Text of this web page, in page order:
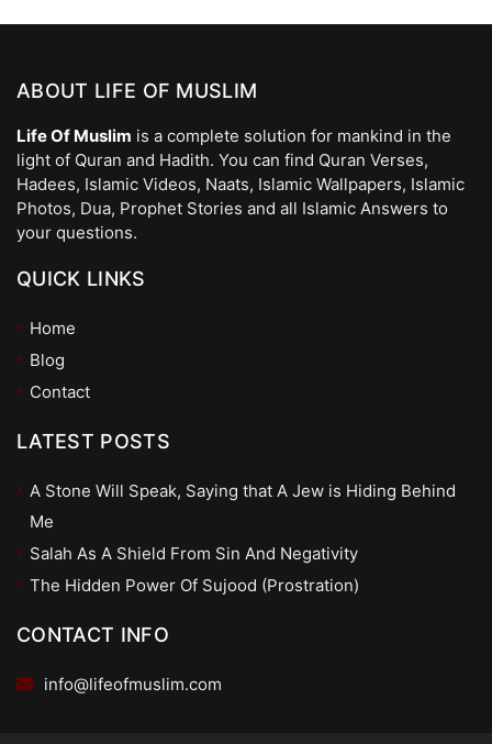
ABOUT LIFE OF MUSLIM
Life Of Muslim is a complete solution for mankind in the
light of Quran and Hadith. You can find Quran Verses,
Hadees, Islamic Videos, Naats, Islamic Wallpapers, Islamic
Photos, Dua, Prophet Stories and all Islamic Answers to
your questions.
QUICK LINKS
Home
Blog
Contact
LATEST POSTS
A Stone Will Speak, Saying that A Jew is Hiding Behind
Me
Salah As A Shield From Sin And Negativity
The Hidden Power Of Sujood (Prostration)
CONTACT INFO
info@lifeofmuslim.com